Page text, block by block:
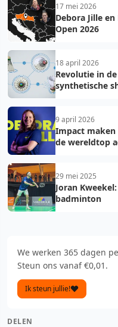
17 mei 2026
Debora Jille
Open 2026
18 april 2026
Revolutie in
synthetische
9 april 2026
Impact maken
de wereldtop
29 mei 2025
Joran
badminton
We werken 365 dagen
Steun ons vanaf €0,01.
Ik steun jullie!
DELEN